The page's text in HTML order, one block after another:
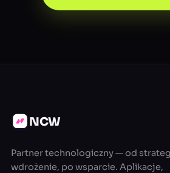
NCW
Partner technologiczny — od
wdrożenie, po wsparcie. Aplikacje,